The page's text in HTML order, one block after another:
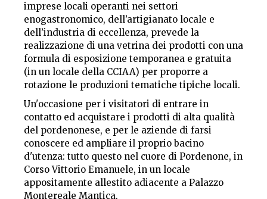
imprese locali operanti nei settori
enogastronomico, dell’artigianato locale e
dell’industria di eccellenza, prevede la
realizzazione di una vetrina dei prodotti con una
formula di esposizione temporanea e gratuita
(in un locale della CCIAA) per proporre a
rotazione le produzioni tematiche tipiche locali.
Un'occasione per i visitatori di entrare in
contatto ed acquistare i prodotti di alta qualità
del pordenonese, e per le aziende di farsi
conoscere ed ampliare il proprio bacino
d'utenza: tutto questo nel cuore di Pordenone, in
Corso Vittorio Emanuele, in un locale
appositamente allestito adiacente a Palazzo
Montereale Mantica.